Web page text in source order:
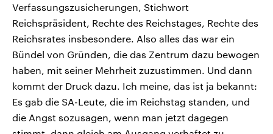
Verfassungszusicherungen, Stichwort
Reichspräsident, Rechte des Reichstages, Rechte des
Reichsrates insbesondere. Also alles das war ein
Bündel von Gründen, die das Zentrum dazu bewogen
haben, mit seiner Mehrheit zuzustimmen. Und dann
kommt der Druck dazu. Ich meine, das ist ja bekannt:
Es gab die SA-Leute, die im Reichstag standen, und
die Angst sozusagen, wenn man jetzt dagegen